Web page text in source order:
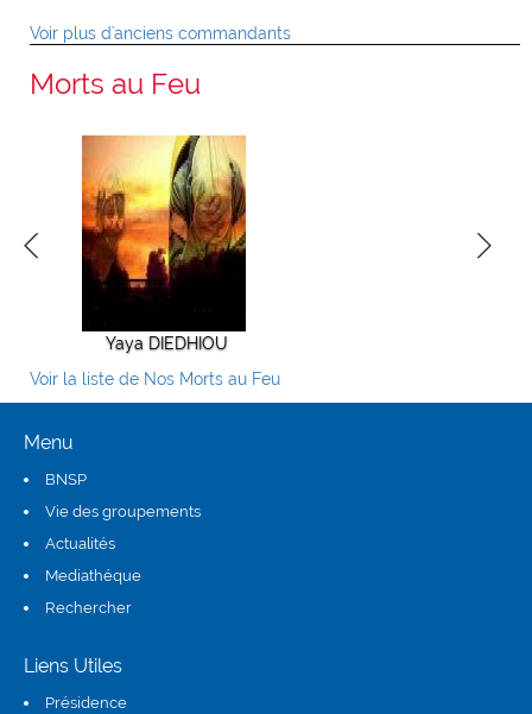
Voir plus d'anciens commandants
Morts au Feu
Yaya DIEDHIOU
Voir la liste de Nos Morts au Feu
Menu
BNSP
Vie des groupements
Actualités
Mediathéque
Rechercher
Liens Utiles
Présidence